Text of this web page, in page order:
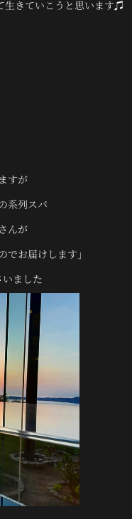
きていこうと思います♫
すが
系列スパ
んが
でお届けします」
ました